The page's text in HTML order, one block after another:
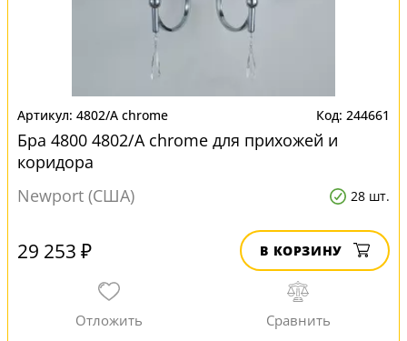
4802/A chrome 244661
Бра 4800 4802/A chrome для прихожей и
коридора
Newport (США)
28 шт.
29 253 ₽ В КОРЗИНУ